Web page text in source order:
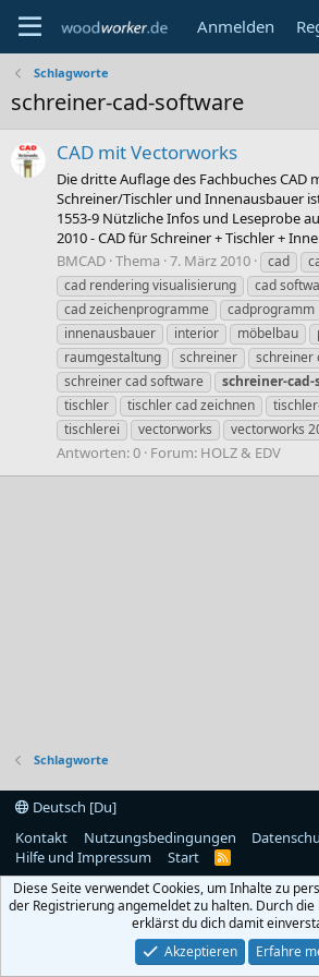
Anmelden
Schlagworte
schreiner-cad-software
CAD mit Vectorworks
Die dritte Auflage des Fachbuches CAD
Schreiner/Tischler und Innenausbauer
1553-9 Nützliche Infos und Leseprobe
2010 - CAD für Schreiner + Tischler +
BMCAD Thema 7. März 2010 cad
cad rendering visualisierung
cad
cad zeichenprogramme
cadprogramm
innenausbauer
interior möbelbau
raumgestaltung
schreiner
schreiner
schreiner cad software
schreiner-
tischler
tischler cad zeichnen
tischlerei
vectorworks vectorworks
Antworten: 0 Forum: HOLZ & EDV
Schlagworte
Deutsch [Du]
Kontakt
Nutzungsbedingungen
Hilfe und Impressum
Start
R
S
Diese Seite verwendet Cookies, um Inhalte zu
der Registrierung angemeldet zu halten. Durch
erklärst du dich damit
Akzeptieren
Erfahre